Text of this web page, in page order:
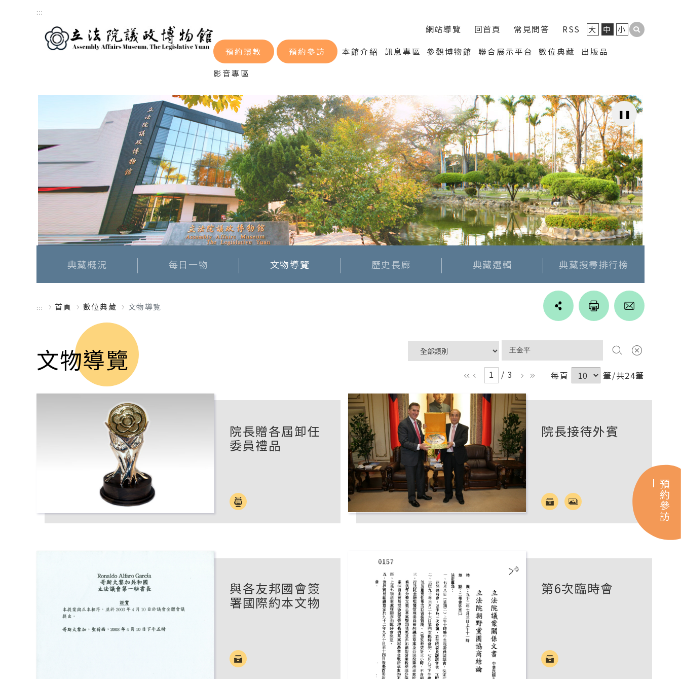
跳到主要內容區塊
:::
網站導覽 回首頁 常見問答 RSS 大 中 小
預約環教 預約參訪 本館介紹 訊息專區 參觀博物館 聯合展示平台 數位典藏
出版品
影音專區
典藏概況 每日一物 文物導覽 歷史長廊 典藏選輯 典藏搜尋排行榜
::: 首頁 數位典藏 文物導覽 Line
文物導覽 / 3 每頁 筆/共24筆
院長贈各屆卸任
委員禮品
院長接待外賓
與各友邦國會簽
署國際約本文物
第6次臨時會
預約參訪